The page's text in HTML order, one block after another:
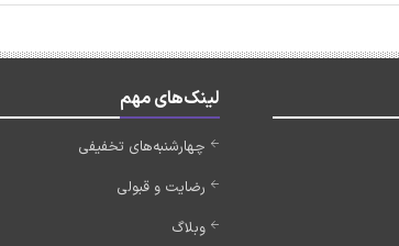
لینک‌های مهم
چهارشنبه‌های تخفیفی
رضایت و قبولی
وبلاگ